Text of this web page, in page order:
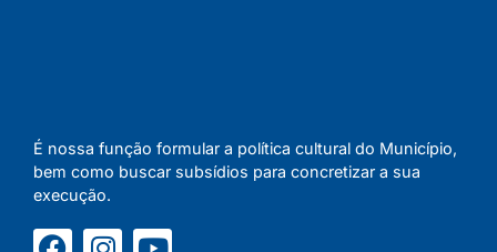
É nossa função formular a política cultural do Município,
bem como buscar subsídios para concretizar a sua
execução.